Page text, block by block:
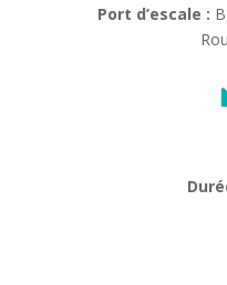
Port d’escale :